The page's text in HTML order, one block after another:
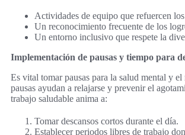
Actividades de equipo que refuercen
Un reconocimiento frecuente de los
Un entorno inclusivo que respete la
Implementación de pausas y tiempo para
Es vital tomar pausas para la salud mental y
pausas ayudan a relajarse y prevenir el
trabajo saludable anima a:
Tomar descansos cortos durante el día.
Establecer periodos libres de trabajo